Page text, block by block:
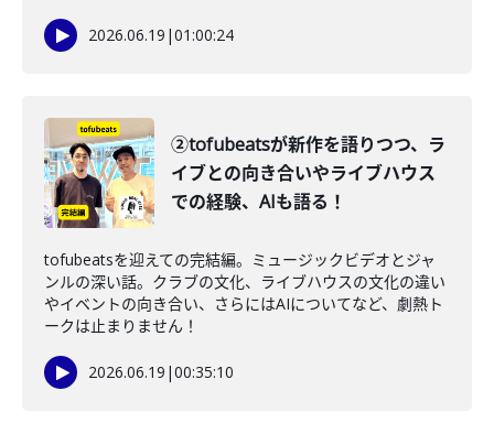
2026.06.19 |01:00:24
②tofubeatsが新作を語りつつ、ラ
イブとの向き合いやライブハウス
での経験、AIも語る！
tofubeatsを迎えての完結編。ミュージックビデオとジャ
ンルの深い話。クラブの文化、ライブハウスの文化の違い
やイベントの向き合い、さらにはAIについてなど、劇熱ト
ークは止まりません！
2026.06.19 |00:35:10